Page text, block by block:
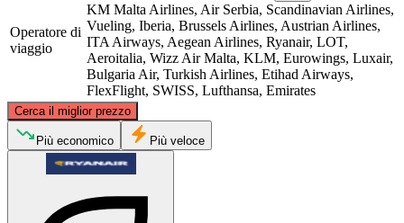
Operatore di
viaggio
KM Malta Airlines, Air Serbia, Scandinavian Airlines,
Vueling, Iberia, Brussels Airlines, Austrian Airlines,
ITA Airways, Aegean Airlines, Ryanair, LOT,
Aeroitalia, Wizz Air Malta, KLM, Eurowings, Luxair,
Bulgaria Air, Turkish Airlines, Etihad Airways,
FlexFlight, SWISS, Lufthansa, Emirates
Cerca il miglior prezzo
Bologna
©CARTO, ©OpenStreetMap
Più economico Più veloce